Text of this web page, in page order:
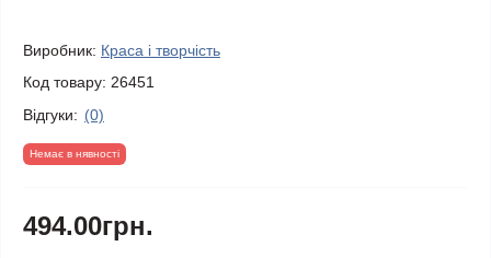
Виробник: Краса і творчість
Код товару: 26451
Відгуки: (0)
Немає в нявності
494.00грн.